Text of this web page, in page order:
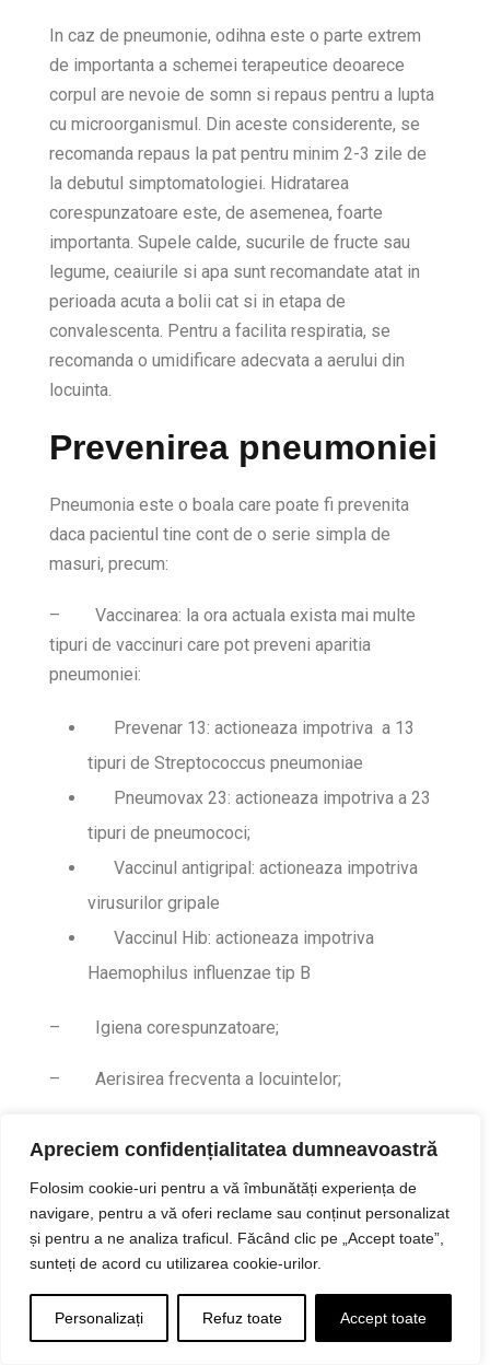
Apreciem confidențialitatea dumneavoastră
Folosim cookie-uri pentru a vă îmbunătăți experiența de
navigare, pentru a vă oferi reclame sau conținut personalizat
și pentru a ne analiza traficul. Făcând clic pe „Accept toate”,
sunteți de acord cu utilizarea cookie-urilor.
Personalizați Refuz toate Accept toate
In caz de pneumonie, odihna este o parte extrem
de importanta a schemei terapeutice deoarece
corpul are nevoie de somn si repaus pentru a lupta
cu microorganismul. Din aceste considerente, se
recomanda repaus la pat pentru minim 2-3 zile de
la debutul simptomatologiei. Hidratarea
corespunzatoare este, de asemenea, foarte
importanta. Supele calde, sucurile de fructe sau
legume, ceaiurile si apa sunt recomandate atat in
perioada acuta a bolii cat si in etapa de
convalescenta. Pentru a facilita respiratia, se
recomanda o umidificare adecvata a aerului din
locuinta.
Prevenirea pneumoniei
Pneumonia este o boala care poate fi prevenita
daca pacientul tine cont de o serie simpla de
masuri, precum:
–
Vaccinarea: la ora actuala exista mai multe
tipuri de vaccinuri care pot preveni aparitia
pneumoniei:
Prevenar 13: actioneaza impotriva a 13
tipuri de Streptococcus pneumoniae
Pneumovax 23: actioneaza impotriva a 23
tipuri de pneumococi;
Vaccinul antigripal: actioneaza impotriva
virusurilor gripale
Vaccinul Hib: actioneaza impotriva
Haemophilus influenzae tip B
– Igiena corespunzatoare;
– Aerisirea frecventa a locuintelor;
– Reducerea fumatului;
– Reducerea consumului de alcool;
– Dieta echilibrata;